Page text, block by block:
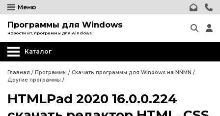
Меню
Программы для Windows
новости ит, программы для windows
Каталог
Главная / Программы / Скачать программы для Windows на NNMN /
Другие программы /
HTMLPad 2020 16.0.0.224
Другие программы
Программы для Бизнеса